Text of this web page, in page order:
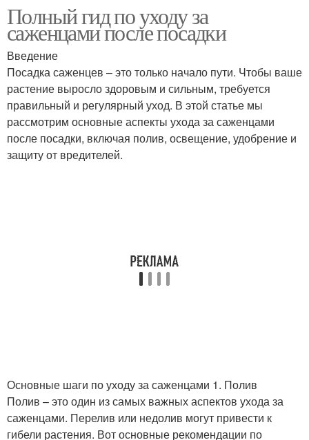
Полный гид по уходу за
саженцами после посадки
Введение
Посадка саженцев – это только начало пути. Чтобы ваше
растение выросло здоровым и сильным, требуется
правильный и регулярный уход. В этой статье мы
рассмотрим основные аспекты ухода за саженцами
после посадки, включая полив, освещение, удобрение и
защиту от вредителей.
Основные шаги по уходу за саженцами 1. Полив
Полив – это один из самых важных аспектов ухода за
саженцами. Перелив или недолив могут привести к
гибели растения. Вот основные рекомендации по